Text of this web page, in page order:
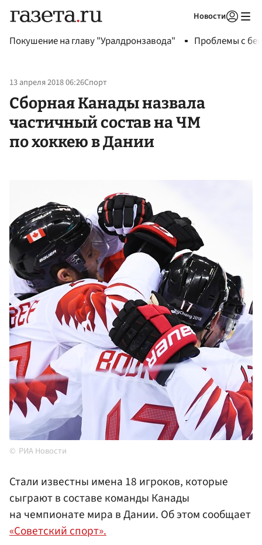
Новости
Покушение на главу "Уралдронзавода" Проблемы с
13 апреля 2018 06:26Спорт
Сборная Канады назвала
частичный состав на ЧМ
по хоккею в Дании
РИА Новости
Стали известны имена 18 игроков, которые
сыграют в составе команды Канады
на чемпионате мира в Дании. Об этом сообщает
«Советский спорт».